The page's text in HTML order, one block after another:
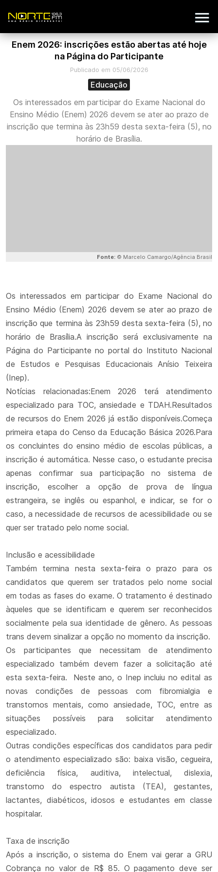
Enem 2026: inscrições estão abertas até hoje
na Página do Participante
Publicado em 05/06/2026
Educação
Os interessados em participar do Exame Nacional do
Ensino Médio (Enem) 2026 devem se ater ao prazo de
inscrição que termina às 23h59 desta sexta-feira (5), no
horário de Brasília.
Fonte: © Marcelo Camargo/Agência Brasil
Os interessados em participar do Exame Nacional do
Ensino Médio (Enem) 2026 devem se ater ao prazo de
inscrição que termina às 23h59 desta sexta-feira (5), no
horário de Brasília.A inscrição será exclusivamente na
Página do Participante no portal do Instituto Nacional
de Estudos e Pesquisas Educacionais Anísio Teixeira
(Inep).
Notícias relacionadas:Enem 2026 terá atendimento
especializado para TOC, ansiedade e TDAH.Resultados
de recursos do Enem 2026 já estão disponíveis.Começa
primeira etapa do Censo da Educação Básica 2026.Para
os concluintes do ensino médio de escolas públicas, a
inscrição é automática. Nesse caso, o estudante precisa
apenas confirmar sua participação no sistema de
inscrição, escolher a opção de prova de língua
estrangeira, se inglês ou espanhol, e indicar, se for o
caso, a necessidade de recursos de acessibilidade ou se
quer ser tratado pelo nome social.
Inclusão e acessibilidade
Também termina nesta sexta-feira o prazo para os
candidatos que querem ser tratados pelo nome social
em todas as fases do exame. O tratamento é destinado
àqueles que se identificam e querem ser reconhecidos
socialmente pela sua identidade de gênero. As pessoas
trans devem sinalizar a opção no momento da inscrição.
Os participantes que necessitam de atendimento
especializado também devem fazer a solicitação até
esta sexta-feira. Neste ano, o Inep incluiu no edital as
novas condições de pessoas com fibromialgia e
transtornos mentais, como ansiedade, TOC, entre as
situações possíveis para solicitar atendimento
especializado.
Outras condições específicas dos candidatos para pedir
o atendimento especializado são: baixa visão, cegueira,
deficiência física, auditiva, intelectual, dislexia,
transtorno do espectro autista (TEA), gestantes,
lactantes, diabéticos, idosos e estudantes em classe
hospitalar.
Taxa de inscrição
Após a inscrição, o sistema do Enem vai gerar a GRU
Cobrança no valor de R$ 85. O pagamento deve ser